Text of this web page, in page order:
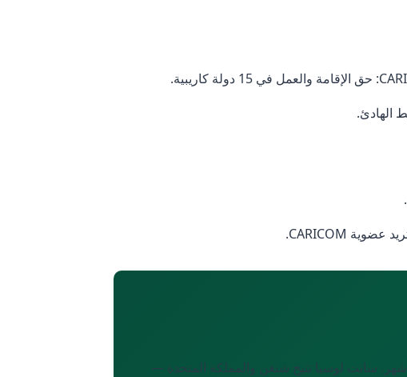
برنامج NEF في سانت لوسيا أرخص ($100,000)، لكن فانواتو تمنح الجواز في 45–60 يوماً مقابل 3–6 أشهر. سانت لوسيا تتيح شنغن والمملكة المتحدة —